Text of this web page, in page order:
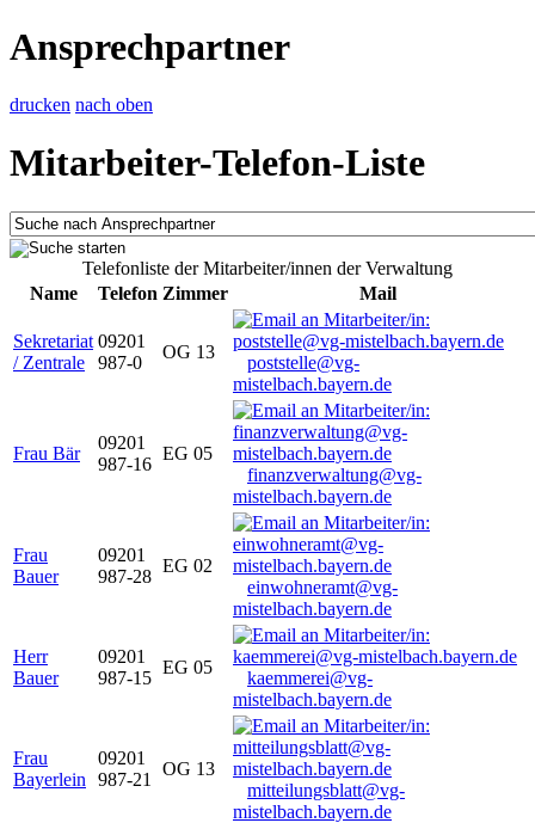
Ansprechpartner
drucken nach oben
Mitarbeiter-Telefon-Liste
Telefonliste der Mitarbeiter/innen der Verwaltung
Name
Telefon Zimmer Mail
Sekretariat
/ Zentrale
09201
987-0
OG 13
poststelle@vg-
mistelbach.bayern.de
Frau Bär
09201
987-16
EG 05
finanzverwaltung@vg-
mistelbach.bayern.de
Frau
Bauer
09201
987-28
EG 02
einwohneramt@vg-
mistelbach.bayern.de
Herr
Bauer
09201
987-15
EG 05
kaemmerei@vg-
mistelbach.bayern.de
Frau
Bayerlein
09201
987-21
OG 13
mitteilungsblatt@vg-
mistelbach.bayern.de